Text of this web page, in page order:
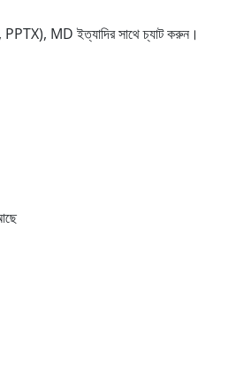
MD ইত্যাদির সাথে চ্যাট করুন।